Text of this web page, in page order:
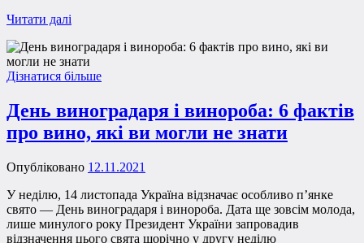
Читати далі
Дізнатися більше
День виноградаря і винороба: 6 фактів
про вино, які ви могли не знати
Опубліковано 12.11.2021
У неділю, 14 листопада Україна відзначає особливо п’янке
свято — День виноградаря і винороба. Дата ще зовсім молода,
лише минулого року Президент України запровадив
відзначення цього свята щорічно у другу неділю